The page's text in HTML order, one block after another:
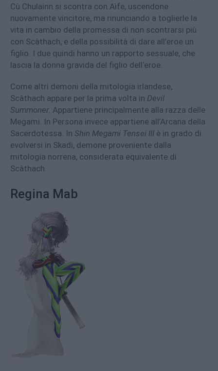
Cù Chulainn si scontra con Aìfe, uscendone
nuovamente vincitore, ma rinunciando a toglierle la
vita in cambio della promessa di non scontrarsi più
con Scàthach, e della possibilità di dare all’eroe un
figlio. I due quindi hanno un rapporto sessuale, che
lascia la donna gravida del figlio dell’eroe.
Come altri demoni della mitologia irlandese,
Scàthach appare per la prima volta in Devil
Summoner. Appartiene principalmente alla razza delle
Megami. In Persona invece appartiene all’Arcana della
Sacerdotessa. In Shin Megami Tensei III è in grado di
evolversi in Skadi, demone proveniente dalla
mitologia norrena, considerata equivalente di
Scàthach.
Regina Mab